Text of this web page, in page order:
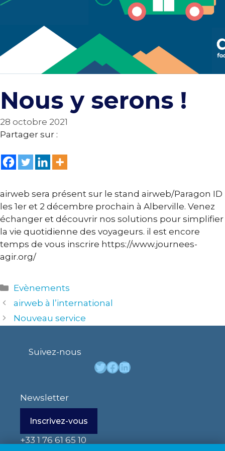
Nous y serons !
28 octobre 2021
Partager sur :
airweb sera présent sur le stand airweb/Paragon ID
les 1er et 2 décembre prochain à Alberville. Venez
échanger et découvrir nos solutions pour simplifier
la vie quotidienne des voyageurs. il est encore
temps de vous inscrire https://www.journees-
agir.org/
Catégories
Evènements
airweb à l’international
Nouveau service
Suivez-nous
Twitter
Facebook
LinkedIn
Newsletter
Inscrivez-vous
+33 1 76 61 65 10